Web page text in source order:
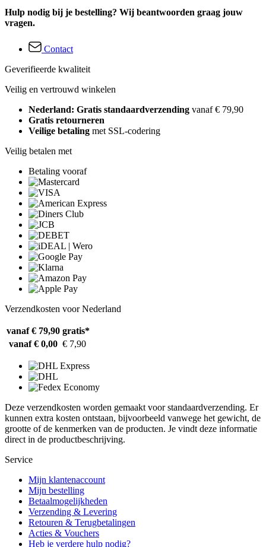
Hulp nodig bij je bestelling? Wij beantwoorden graag jouw
vragen.
Contact
Geverifieerde kwaliteit
Veilig en vertrouwd winkelen
Nederland: Gratis standaardverzending vanaf € 79,90
Gratis retourneren
Veilige betaling met SSL-codering
Veilig betalen met
Betaling vooraf
Verzendkosten voor Nederland
vanaf € 79,90 gratis*
vanaf € 0,00 € 7,90
Deze verzendkosten worden gemaakt voor standaardverzending. Er
kunnen extra kosten ontstaan, bijvoorbeeld vanwege het gewicht, de
grootte of de kenmerken van de producten. Je vindt deze informatie
direct in de productbeschrijving.
Service
Mijn klantenaccount
Mijn bestelling
Betaalmogelijkheden
Verzending & Levering
Retouren & Terugbetalingen
Acties & Vouchers
Heb je verdere hulp nodig?